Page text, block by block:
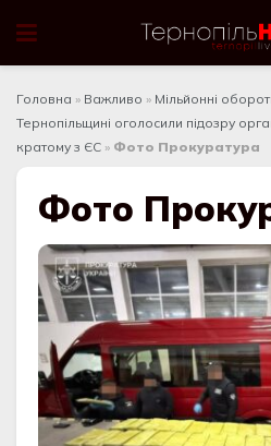
Головна » Важливо » Мільйонні
Тернопільщині оголосили підозру
кратому з ЄС » Фото Прокуратура
Фото